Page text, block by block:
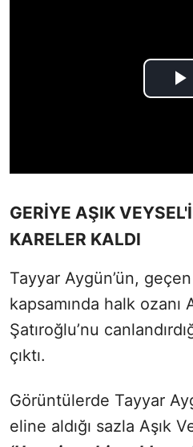
GERİYE AŞIK
KARELER KALDI
Tayyar Aygün’ün,
kapsamında halk ozanı
Şatıroğlu’nu
çıktı.
Görüntülerde Tayyar
eline aldığı sazla Aşık